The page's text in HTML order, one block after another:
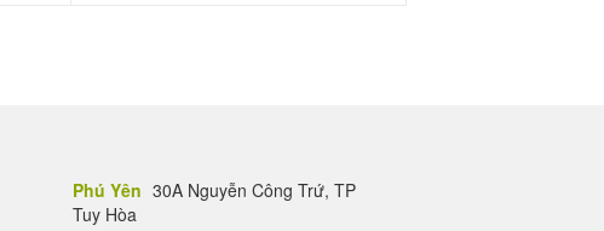
Phú Yên 30A Nguyễn Công Trứ, TP
Tuy Hòa